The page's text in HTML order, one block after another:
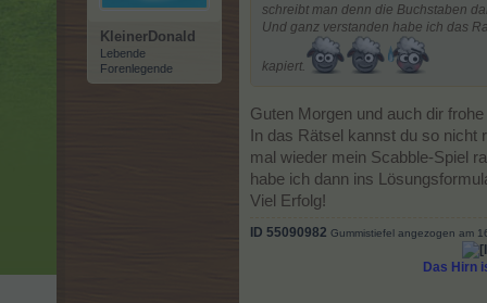
KleinerDonald
Lebende
Forenlegende
schreibt man denn die Buchstaben
Und ganz verstanden habe ich das
kapiert.
Guten Morgen und auch dir
In das Rätsel kannst du so nicht
mal wieder mein Scabble-Spiel
habe ich dann ins
Viel Erfolg!
ID 55090982 Gummistiefel angezogen am
Das Hirn